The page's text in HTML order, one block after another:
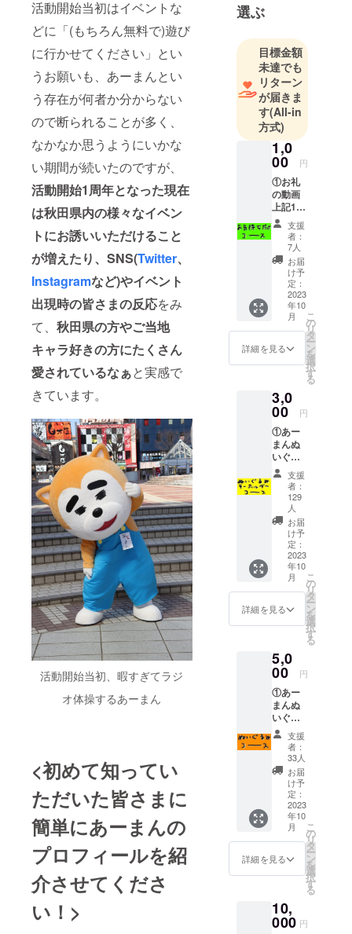
活動開始当初はイベントな
どに「(もちろん無料で)遊び
に行かせてください」とい
うお願いも、あーまんとい
う存在が何者か分からない
ので断られることが多く、
なかなか思うようにいかな
い期間が続いたのですが、
活動開始1周年となった現在
は秋田県内の様々なイベン
トにお誘いいただけること
が増えたり、 SNS(Twitter、
Instagramなど)やイベント
出現時の皆さまの反応をみ
て、 秋田県の方やご当地
キャラ好きの方にたくさん
愛されているなぁと実感で
きています。
活動開始当初、暇すぎてラジ
オ体操するあーまん
<初めて知ってい
ただいた皆さまに
簡単にあーまんの
プロフィールを紹
介させてくださ
い！>
選ぶ
目標金額
未達でも
リターン
が届きま
す(All-in
方式)
1,0
00 円
①お礼
の動画
上記1点
をお返
ししま
す。
支援
者：
7人
お届
け予
定：
2023
年10
月
詳細を見る
こ
の
リ
タ
ー
ン
を
選
択
す
る
3,0
00 円
①あー
まんぬ
いぐる
みキー
ホル
ダー ②
お礼の
動画 ③
チェキ
(サイン
付き) 上
記3点を
お返し
しま
す。
支援
者：
129
人
お届
け予
定：
2023
年10
月
詳細を見る
こ
の
リ
タ
ー
ン
を
選
択
す
る
5,0
00 円
①あー
まんぬ
いぐる
み ②お
礼の動
画 ③
チェキ
(サイン
付き) 上
記3点を
お返し
しま
す。
支援
者：
33人
お届
け予
定：
2023
年10
月
詳細を見る
こ
の
リ
タ
ー
ン
を
選
択
す
る
10,
000 円